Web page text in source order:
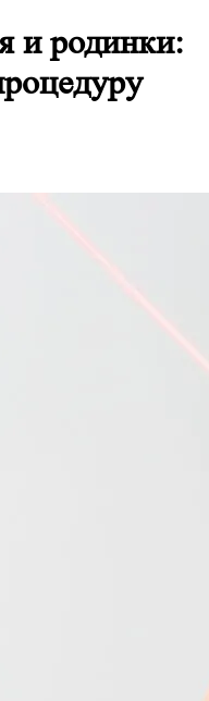
и родинки: